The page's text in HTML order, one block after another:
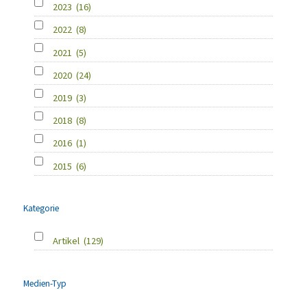
2023 (16)
2022 (8)
2021 (5)
2020 (24)
2019 (3)
2018 (8)
2016 (1)
2015 (6)
Kategorie
Artikel (129)
Medien-Typ